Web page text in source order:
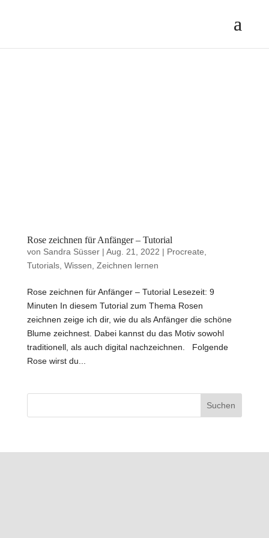
Rose zeichnen für Anfänger – Tutorial
von Sandra Süsser| Aug. 21, 2022 | Procreate
Tutorials, Wissen Zeichnen lernen
Rose zeichnen für Anfänger – Tutorial Lesezeit: 9
Minuten In diesem Tutorial zum Thema Rosen
zeichnen zeige ich dir, wie du als Anfänger die schöne
Blume zeichnest. Dabei kannst du das Motiv sowohl
traditionell, als auch digital nachzeichnen. Folgende
Rose wirst du...